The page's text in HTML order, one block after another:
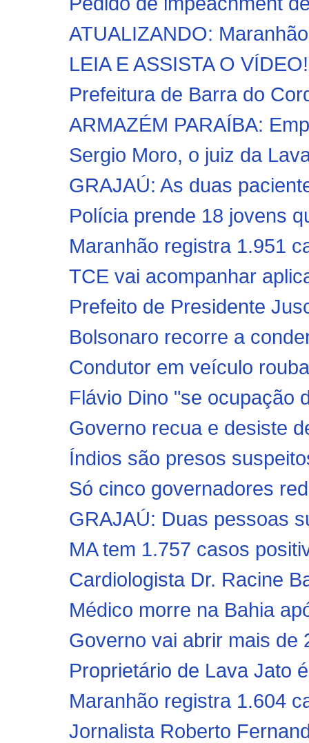
ATUALIZANDO:
LEIA E ASSISTA O
Prefeitura de Barra do
ARMAZÉM PARAÍBA:
Sergio Moro, o juiz da
GRAJAÚ: As duas
Polícia prende 18 jovens
Maranhão registra 1.951
TCE vai acompanhar
Prefeito de Presidente
Bolsonaro recorre a
Condutor em veículo
Flávio Dino "se ocupação
Governo recua e desiste
Índios são presos
Só cinco governadores
GRAJAÚ: Duas pessoas
MA tem 1.757 casos
Cardiologista Dr. Racine
Médico morre na Bahia
Governo vai abrir mais de
Proprietário de Lava Jato
Maranhão registra 1.604
Jornalista Roberto